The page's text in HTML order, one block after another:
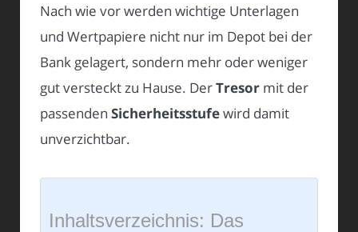
Nach wie vor werden wichtige Unterlagen
und Wertpapiere nicht nur im Depot bei der
Bank gelagert, sondern mehr oder weniger
gut versteckt zu Hause. DerTresor mit der
passenden Sicherheitsstufewird damit
unverzichtbar.
Inhaltsverzeichnis: Das